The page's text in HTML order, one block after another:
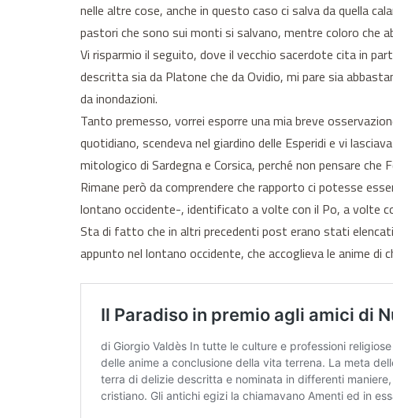
nelle altre cose, anche in questo caso ci salva da quella
pastori che sono sui monti si salvano, mentre coloro
Vi risparmio il seguito, dove il vecchio sacerdote cita in
descritta sia da Platone che da Ovidio, mi pare sia
da inondazioni.
Tanto premesso, vorrei esporre una mia breve
quotidiano, scendeva nel giardino delle Esperidi e vi
mitologico di Sardegna e Corsica, perché non pensare
Rimane però da comprendere che rapporto ci potesse
lontano occidente-, identificato a volte con il Po, a volte
Sta di fatto che in altri precedenti post erano stati
appunto nel lontano occidente, che accoglieva le anime di